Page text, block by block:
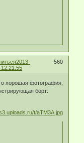
560
2013-
хорошая фотография,
борт: